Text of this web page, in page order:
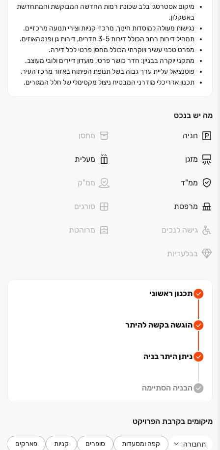
רחבי ידיים. כל דירה נהנית מתכנון אדריכלי מוקפד ומפרט
טכני עשיר, כאשר דיירי המתחם נהנים מסטנדרט מגורים של
מלון יוקרה: לובי מפואר, חדר כושר מאובזר, מועדון דיירים
פרטי ומחסן לכל יחידת דיור.
מיקום אסטרטגי בלב שכונת רמות החדשה המבוקשת והמתחדשת
באשקלון.
נגישות מעולה למוסדות חינוך, מרכזי קניות וצירי תנועה מרכזיים.
תמהיל דירות רחב הכולל דירות 3-5 חדרים, דירות גן ופנטהאוזים.
מפרט טכני עשיר ויוקרתי הכולל מחסן פרטי לכל דירה.
מתקני יוקרה בבניין: חדר כושר פרטי, מועדון דיירים ולובי מעוצב.
פוטנציאל עליית ערך גבוה בשל תנופת הפיתוח באזור מרכז העיר.
תכנון אדריכלי מודרני המבטיח ניצול מקסימלי של חלל המגורים.
מה יש בנכס
חניה מחסן
מזגן מעלית
ממ"ד ממ"ק
מרפסת סורגים
גישה לנכים מרוהטת
בבלעדיות
תכנון ראשוני
הוגשה בקשה להיתר
ניתן היתר בניה
הבניה הסתיימה
מיקומים בקרבת הפרויקט
תחבורה קפה ומסעדות סופרים קניות פארקים